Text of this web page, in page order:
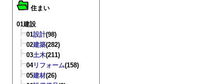
住まい
01建設
01設計(98)
02建築(282)
03土木(211)
04リフォーム(158)
05建材(26)